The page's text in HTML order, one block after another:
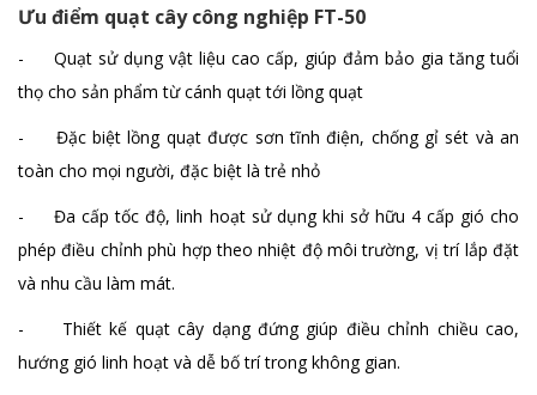
Quạt treo tường FB-45A
Chi tiết
Quạt treo tường công suất 80W FB-45B
Chi tiết
Ưu điểm quạt cây công nghiệp FT-50
- Quạt sử dụng vật liệu cao cấp, giúp đảm bảo gia tăng tuổi
thọ cho sản phẩm từ cánh quạt tới lồng quạt
- Đặc biệt lồng quạt được sơn tĩnh điện, chống gỉ sét và an
toàn cho mọi người, đặc biệt là trẻ nhỏ
- Đa cấp tốc độ, linh hoạt sử dụng khi sở hữu 4 cấp gió cho
phép điều chỉnh phù hợp theo nhiệt độ môi trường, vị trí lắp đặt
và nhu cầu làm mát.
- Thiết kế quạt cây dạng đứng giúp điều chỉnh chiều cao,
hướng gió linh hoạt và dễ bố trí trong không gian.